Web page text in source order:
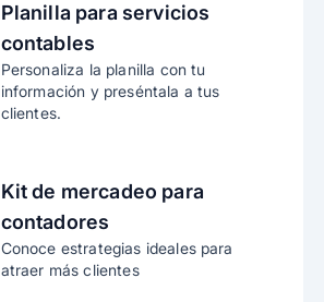
Planilla para servicios
contables
Personaliza la planilla con tu
información y preséntala a tus
clientes.
Kit de mercadeo para
contadores
Conoce estrategias ideales para
atraer más clientes